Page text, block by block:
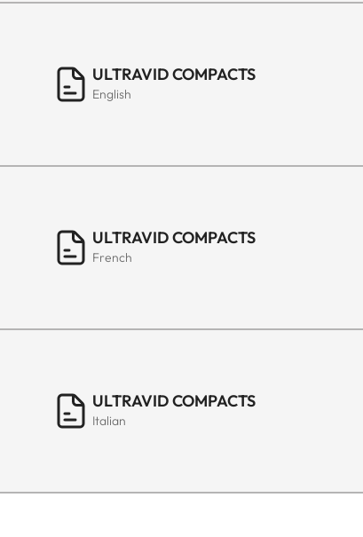
ULTRAVID COMPACTS
English
ULTRAVID COMPACTS
French
ULTRAVID COMPACTS
Italian